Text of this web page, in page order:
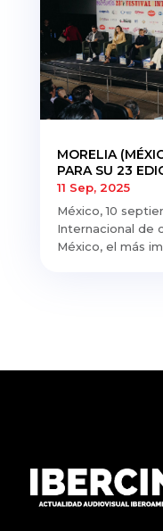
MORELIA
PARA SU 23
11 Sep, 2025
México, 10
Internacional de
México, el más